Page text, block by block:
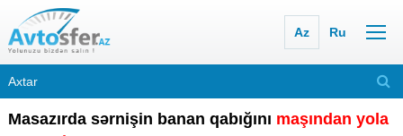
Az Ru
Masazırda sərnişin banan qabığını maşından yola